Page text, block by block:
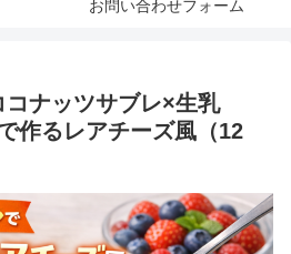
お問い合わせフォーム
コナッツサブレ×生乳
作るレアチーズ風（12